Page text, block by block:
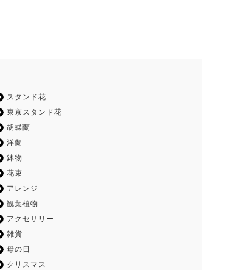
スタンド花
東京スタンド花
胡蝶蘭
洋蘭
鉢物
花束
アレンジ
観葉植物
アクセサリー
雑貨
母の日
クリスマス